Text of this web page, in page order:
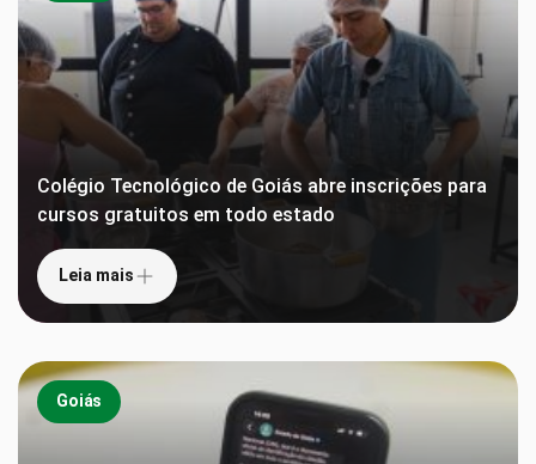
Colégio Tecnológico de Goiás abre inscrições para
cursos gratuitos em todo estado
Leia mais
Goiás